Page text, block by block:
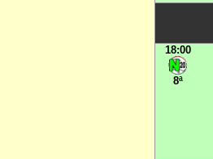
18:00
8ª